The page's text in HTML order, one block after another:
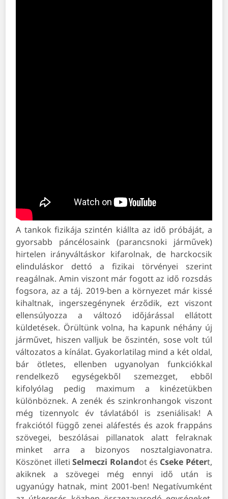
A tankok fizikája szintén kiállta az idő próbáját, a
gyorsabb páncélosaink (parancsnoki járművek)
hirtelen irányváltáskor kifarolnak, de harckocsik
elinduláskor dettó a fizikai törvényei szerint
reagálnak. Amin viszont már fogott az idő rozsdás
fogsora, az a táj. 2019-ben a környezet már kissé
kihaltnak, ingerszegénynek érződik, ezt viszont
ellensúlyozza a változó időjárással ellátott
küldetések. Örültünk volna, ha kapunk néhány új
járművet, hiszen valljuk be őszintén, sose volt túl
változatos a kínálat. Gyakorlatilag mind a két oldal,
bár ötletes, ellenben ugyanolyan funkciókkal
rendelkező egységekből szemezget, ebből
kifolyólag pedig maximum a kinézetükben
különböznek. A zenék és szinkronhangok viszont
még tizennyolc év távlatából is zseniálisak! A
frakciótól függő zenei aláfestés és azok frappáns
szövegei, beszólásai pillanatok alatt felraknak
minket arra a bizonyos nosztalgiavonatra.
Köszönet illetiSelmeczi Rolandot és Cseke Pétert,
akiknek a szövegei még ennyi idő után is
ugyanúgy hatnak, mint 2001-ben! Negatívumként